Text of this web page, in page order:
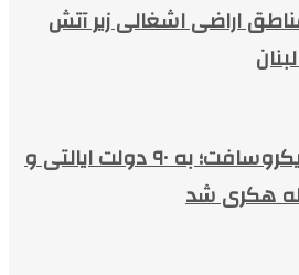
اراضی اشغالی زیر آتش
ضعف امنیتی مایکروسافت؛ به ۹۰ دولت ایالتی و
هکری شد